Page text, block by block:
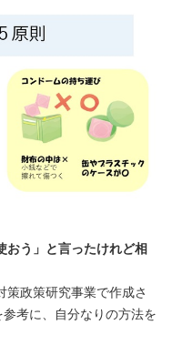
おう」と言ったけれど相
策政策研究事業で作成さ
考に、自分なりの方法を